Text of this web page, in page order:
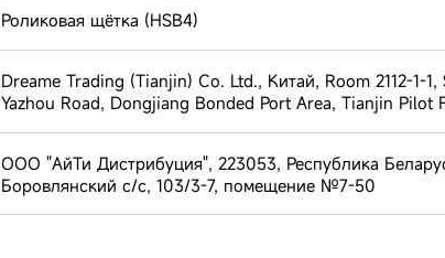
Роликовая щётка (HSB4)
Dreame Trading (Tianjin) Co. Ltd., Китай, Room 2112-1-
Yazhou Road, Dongjiang Bonded Port Area, Tianjin Pilot
ООО "АйТи Дистрибуция", 223053, Республика
Боровлянский с/с, 103/3-7, помещение №7-50